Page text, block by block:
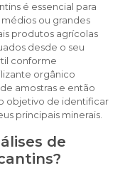
é essencial para
ou grandes
produtos agrícolas
desde o seu
conforme
orgânico
amostras e então
objetivo de identificar
principais minerais.
de